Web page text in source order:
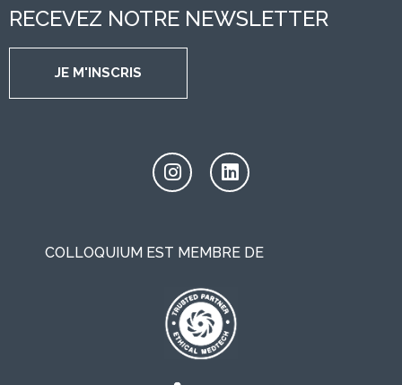
RECEVEZ NOTRE NEWSLETTER
JE M'INSCRIS
COLLOQUIUM EST MEMBRE DE